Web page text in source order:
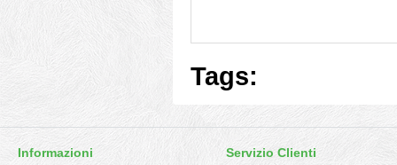
Tags:
Informazioni Servizio Clienti